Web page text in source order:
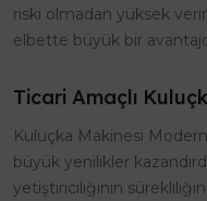
riski olmadan yüksek
elbette büyük bir
Ticari Amaçlı
Kuluçka Makinesi
büyük yenilikler
yetiştiriciliğinin